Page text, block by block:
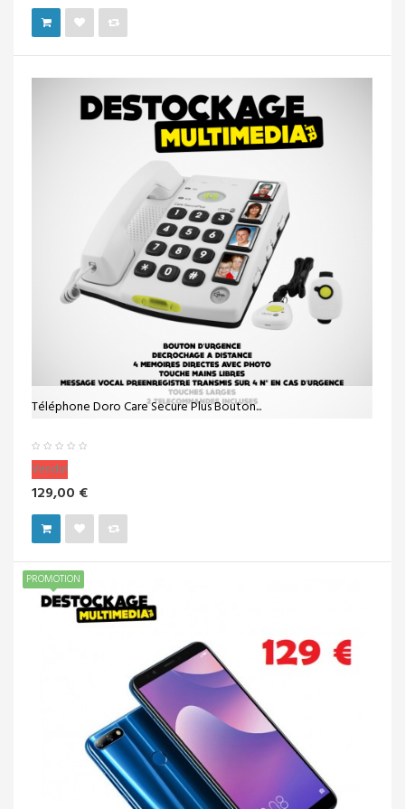
Téléphone Doro Care Secure Plus Bouton...
Vendu!
129,00 €
PROMOTION